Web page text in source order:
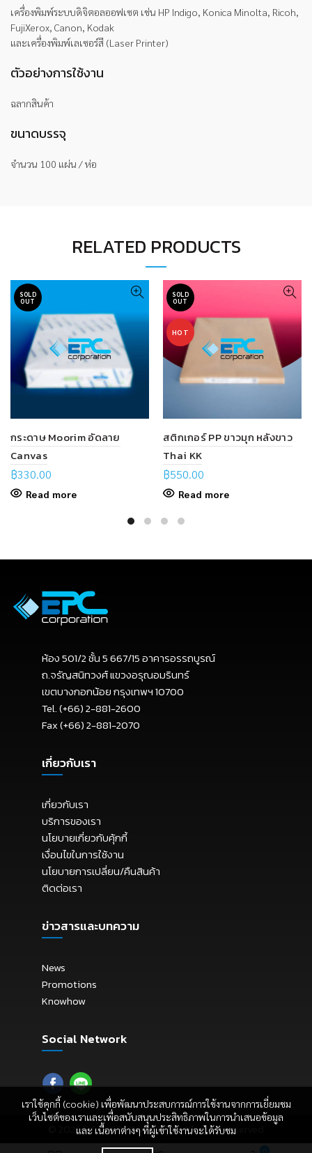
เครื่องพิมพ์ระบบดิจิตอลออฟเซต เช่น HP Indigo, Konica Minolta, Ricoh,
FujiXerox, Canon, Kodak
และเครื่องพิมพ์เลเซอร์สี (Laser Printer)
ตัวอย่างการใช้งาน
ฉลากสินค้า
ขนาดบรรจุ
จำนวน 100 แผ่น / ห่อ
RELATED PRODUCTS
SOLD
OUT
กระดาษ Moorim อัดลาย
Canvas
฿330.00
Read more
SOLD
OUT
HOT
สติกเกอร์ PP ขาวมุก หลังขาว
Thai KK
฿550.00
Read more
ห้อง 501/2 ชั้น 5 667/15 อาคารอรรถบูรณ์
ถ.จรัญสนิทวงศ์ แขวงอรุณอมรินทร์
เขตบางกอกน้อย กรุงเทพฯ 10700
Tel. (+66) 2-881-2600
Fax (+66) 2-881-2070
เกี่ยวกับเรา
เกี่ยวกับเรา
บริการของเรา
นโยบายเกี่ยวกับคุ้กกี้
เงื่อนไขในการใช้งาน
นโยบายการเปลี่ยน/คืนสินค้า
ติดต่อเรา
ข่าวสารและบทความ
News
Promotions
Knowhow
Social Network
© 2026E.P.C. CORPORATION. All rights reserved
เราใช้คุกกี้ (cookie) เพื่อพัฒนาประสบการณ์การใช้งานจากการเยี่ยมชม
เว็บไซต์ของเราและเพื่อสนับสนุนประสิทธิภาพในการนำเสนอข้อมูล
และ เนื้อหาต่างๆ ที่ผู้เข้าใช้งานจะได้รับชม